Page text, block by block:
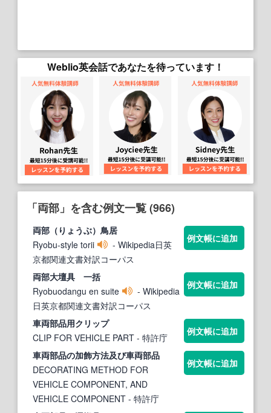
Weblio英会話であなたを待っています！
「両部」を含む例文一覧 (966)
両部 （りょうぶ）鳥居
Ryobu-style torii
- Wikipedia日英
京都関連文書対訳コーパス
例文帳に追加
両部大壇具 一括
Ryobuodangu en suite
- Wikipedia
日英京都関連文書対訳コーパス
例文帳に追加
車両部品用クリップ
CLIP FOR VEHICLE PART - 特許庁
例文帳に追加
車両部品の加飾方法及び車両部品
DECORATING METHOD FOR
VEHICLE COMPONENT, AND
VEHICLE COMPONENT - 特許庁
例文帳に追加